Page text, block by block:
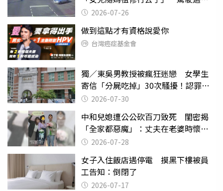
致死判9月
2026-07-26
做到這點才有資格說愛你
台灣癌症基金會
獨／東吳男教授被瘋狂迷戀 女學生
寄信「分屍吃掉」30次騷擾！認罪免
關 2026-07-30
中和兒媳遭公公砍百刀致死 閨密揭
「全家都惡魔」：丈夫在老婆時懷孕
摔東西
2026-07-28
女子入住飯店遇停電 摸黑下樓被員
工告知：倒閉了
2026-07-17